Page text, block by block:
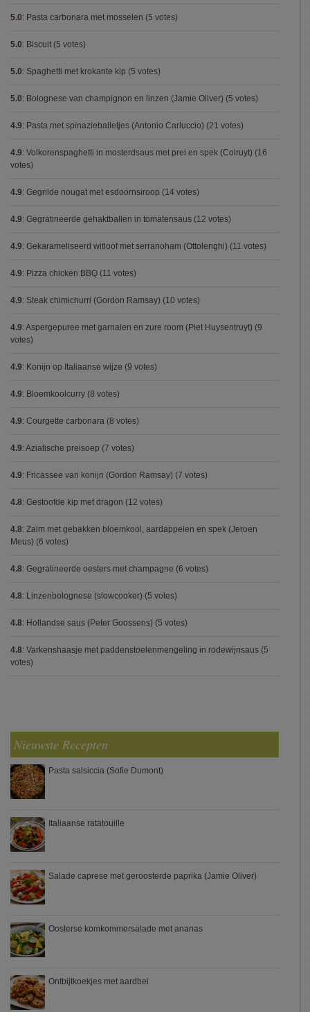
5.0: Pasta carbonara met mosselen (5 votes)
5.0: Biscuit (5 votes)
5.0: Spaghetti met krokante kip (5 votes)
5.0: Bolognese van champignon en linzen (Jamie Oliver) (5 votes)
4.9: Pasta met spinazieballetjes (Antonio Carluccio) (21 votes)
4.9: Volkorenspaghetti in mosterdsaus met prei en spek (Colruyt) (16
votes)
4.9: Gegrilde nougat met esdoornsiroop (14 votes)
4.9: Gegratineerde gehaktballen in tomatensaus (12 votes)
4.9: Gekarameliseerd witloof met serranoham (Ottolenghi) (11 votes)
4.9: Pizza chicken BBQ (11 votes)
4.9: Steak chimichurri (Gordon Ramsay) (10 votes)
4.9: Aspergepuree met garnalen en zure room (Piet Huysentruyt) (9
votes)
4.9: Konijn op Italiaanse wijze (9 votes)
4.9: Bloemkoolcurry (8 votes)
4.9: Courgette carbonara (8 votes)
4.9: Aziatische preisoep (7 votes)
4.9: Fricassee van konijn (Gordon Ramsay) (7 votes)
4.8: Gestoofde kip met dragon (12 votes)
4.8: Zalm met gebakken bloemkool, aardappelen en spek (Jeroen
Meus) (6 votes)
4.8: Gegratineerde oesters met champagne (6 votes)
4.8: Linzenbolognese (slowcooker) (5 votes)
4.8: Hollandse saus (Peter Goossens) (5 votes)
4.8: Varkenshaasje met paddenstoelenmengeling in rodewijnsaus (5
votes)
Nieuwste Recepten
Pasta salsiccia (Sofie Dumont)
Italiaanse ratatouille
Salade caprese met geroosterde paprika (Jamie Oliver)
Oosterse komkommersalade met ananas
Ontbijtkoekjes met aardbei